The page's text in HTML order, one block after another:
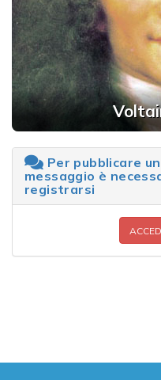
Per pubblicare
messaggio è
registrarsi